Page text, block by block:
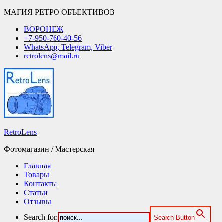
МАГИЯ РЕТРО ОБЪЕКТИВОВ
ВОРОНЕЖ
+7-950-760-40-56
WhatsApp, Telegram, Viber
retrolens@mail.ru
RetroLens
Фотомагазин / Мастерская
Главная
Товары
Контакты
Статьи
Отзывы
Search for:
Search Button